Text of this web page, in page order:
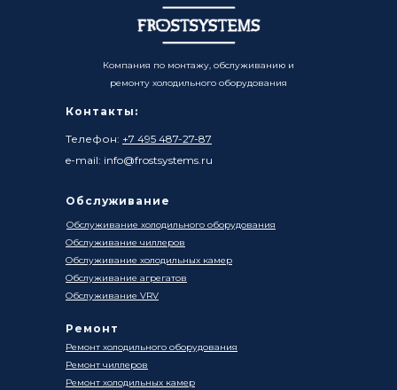
Контакты:
Телефон: +7 495 487-27-87
e-mail: info@frostsystems.ru
Ремонт
Компания по монтажу, обслуживанию и
ремонту холодильного оборудования
Ремонт холодильного оборудования
Ремонт чиллеров
Ремонт холодильных камер
Обслуживание
Обслуживание холодильного оборудования
Обслуживание чиллеров
Обслуживание холодильных камер
Обслуживание агрегатов
Обслуживание VRV